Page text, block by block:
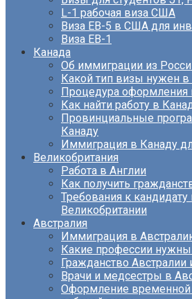
L-1 рабочая виза США
Виза EB-5 в США для
Виза ЕВ-1
Канада
Об иммиграции из
Какой тип визы нужен в
Процедура оформления
Как найти работу в
Провинциальные
Канаду
Иммиграция в Канаду
Великобритания
Работа в Англии
Как получить
Требования к кандидату
Великобритании
Австралия
Иммиграция в
Какие профессии нужны
Гражданство
Врачи и медсестры в
Оформление временной